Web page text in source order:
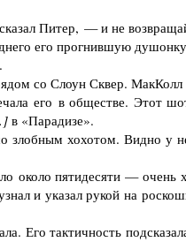
Питер, — и не
его прогнившую
со Слоун Сквер.
его в обществе. Этот
в «Парадизе».
хохотом. Видно у
около пятидесяти — очень
и указал рукой на
Его тактичность